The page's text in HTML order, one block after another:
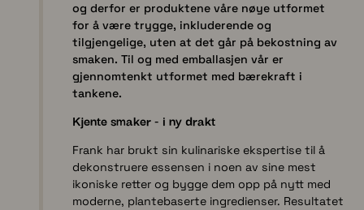
og derfor er produktene våre nøye utformet
for å være trygge, inkluderende og
tilgjengelige, uten at det går på bekostning av
smaken. Til og med emballasjen vår er
gjennomtenkt utformet med bærekraft i
tankene.
Kjente smaker - i ny drakt
Frank har brukt sin kulinariske ekspertise til å
dekonstruere essensen i noen av sine mest
ikoniske retter og bygge dem opp på nytt med
moderne, plantebaserte ingredienser. Resultatet